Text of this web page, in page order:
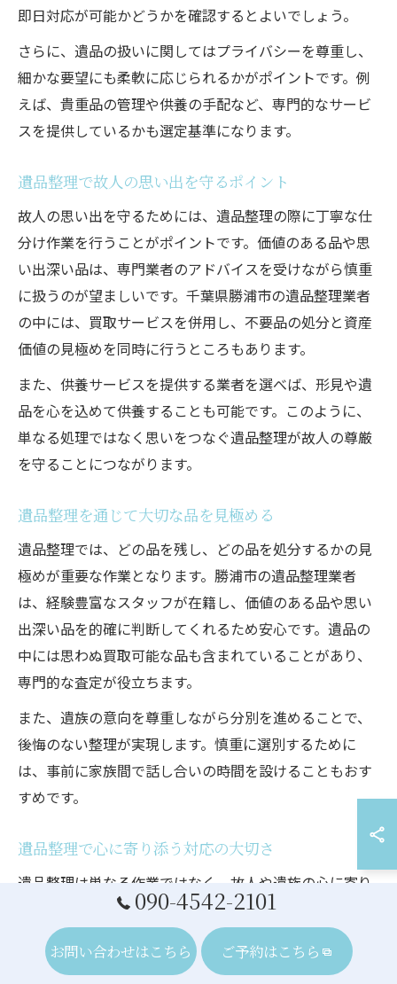
即日対応が可能かどうかを確認するとよいでしょう。
さらに、遺品の扱いに関してはプライバシーを尊重し、
細かな要望にも柔軟に応じられるかがポイントです。例
えば、貴重品の管理や供養の手配など、専門的なサービ
スを提供しているかも選定基準になります。
遺品整理で故人の思い出を守るポイント
故人の思い出を守るためには、遺品整理の際に丁寧な仕
分け作業を行うことがポイントです。価値のある品や思
い出深い品は、専門業者のアドバイスを受けながら慎重
に扱うのが望ましいです。千葉県勝浦市の遺品整理業者
の中には、買取サービスを併用し、不要品の処分と資産
価値の見極めを同時に行うところもあります。
また、供養サービスを提供する業者を選べば、形見や遺
品を心を込めて供養することも可能です。このように、
単なる処理ではなく思いをつなぐ遺品整理が故人の尊厳
を守ることにつながります。
遺品整理を通じて大切な品を見極める
遺品整理では、どの品を残し、どの品を処分するかの見
極めが重要な作業となります。勝浦市の遺品整理業者
は、経験豊富なスタッフが在籍し、価値のある品や思い
出深い品を的確に判断してくれるため安心です。遺品の
中には思わぬ買取可能な品も含まれていることがあり、
専門的な査定が役立ちます。
また、遺族の意向を尊重しながら分別を進めることで、
後悔のない整理が実現します。慎重に選別するために
は、事前に家族間で話し合いの時間を設けることもおす
すめです。
遺品整理で心に寄り添う対応の大切さ
遺品整理は単なる作業ではなく、故人や遺族の心に寄り
添う対応が求められます。勝浦市の業者を選ぶ際は、ス
タッフの対応力や心遣いが評価ポイントです。遺族の気
持ちに配慮し、丁寧に話を聞きながら進めることで、不
090-4542-2101
お問い合わせはこちら ご予約はこちら